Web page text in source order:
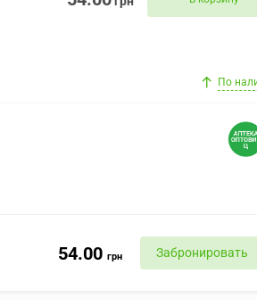
По
54.00 грн Забронировать